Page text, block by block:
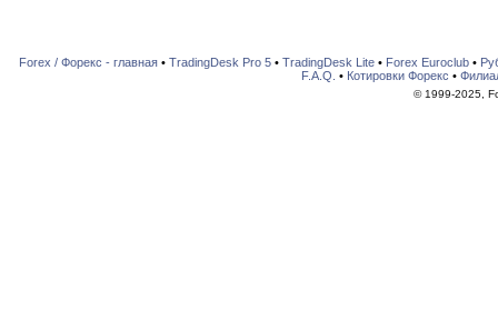
Forex / Форекс - главная• TradingDesk Pro 5• TradingDesk Lite• Forex Euroclub•
F.A.Q. • Котировки Форекс •
© 1999-2025,